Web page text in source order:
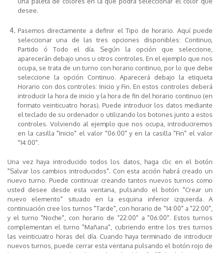
desee.
Pasemos directamente a definir elTipo de horario. Aquí puede
seleccionar una de las tres opciones disponibles: Continuo
Partido ó Todo el día. Según la opción que seleccione,
aparecerán debajo unos u otros controles. En el ejemplo que nos
ocupa, se trata de un turno con horario continuo, por lo que debe
seleccione la opción Continuo. Aparecerá debajo la etiqueta
Horario con dos controles: Inicio y Fin. En estos controles deberá
introducir la hora de inicio y la hora de fin del horario continuo (en
formato veinticuatro horas). Puede introducir los datos mediante
el teclado de su ordenador o utilizando los botones junto a estos
controles. Volviendo al ejemplo que nos ocupa, introduciremos
en la casilla "Inicio" el valor "06:00" y en la casilla "Fin" el valor
"14:00".
Una vez haya introducido todos los datos, haga clic en el botón
"Salvar los cambios introducidos". Con esta acción habrá creado un
nuevo turno. Puede continuar creando tantos nuevos turnos como
usted desee desde esta ventana, pulsando el botón "Crear un
nuevo elemento" situado en la esquina inferior izquierda. A
continuación cree los turnos "Tarde", con horario de "14:00" a "22:00",
y el turno "Noche", con horario de "22:00" a "06:00". Estos turnos
complementan el turno "Mañana", cubriendo entre los tres turnos
las veinticuatro horas del día. Cuando haya terminado de introducir
nuevos turnos, puede cerrar esta ventana pulsando el botón rojo de